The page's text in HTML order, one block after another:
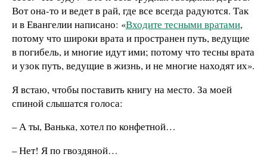
Вот она-то и ведет в рай, где все всегда радуются. Так
и в Евангелии написано: «Входите тесными вратами,
потому что широки врата и пространен путь, ведущие
в погибель, и многие идут ими; потому что тесны врата
и узок путь, ведущие в жизнь, и не многие находят их».
Я встаю, чтобы поставить книгу на место. За моей
спиной слышатся голоса:
– А ты, Ванька, хотел по конфетной…
– Нет! Я по гвоздяной…